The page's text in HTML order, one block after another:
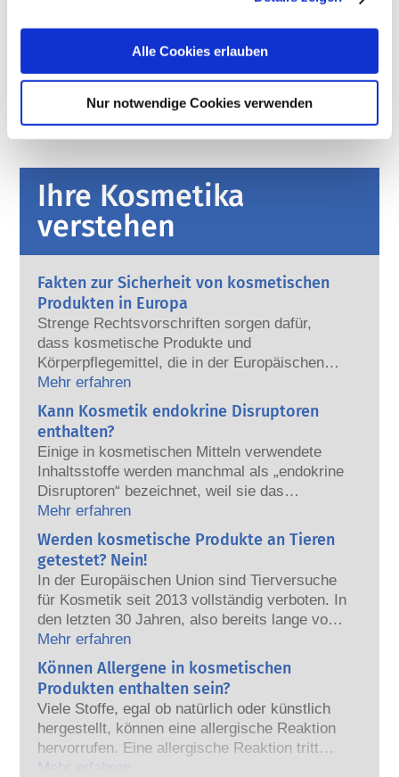
Alle Cookies erlauben
Nur notwendige Cookies verwenden
unterliegen gesetzlichen Regelungen. Bitte beachten
Sie, dass für kosmetische Inhaltsstoffe außerhalb der
EU andere Vorschriften gelten können.
Ihre Kosmetika
verstehen
Fakten zur Sicherheit von kosmetischen
Produkten in Europa
Strenge Rechtsvorschriften sorgen dafür,
dass kosmetische Produkte und
Körperpflegemittel, die in der Europäischen
Union verkauft werden, sicher für die
Anwendung am Menschen sind. Die
Kosmetikhersteller sowie nationale und
europäische Regulierungsbehörden tragen
gemeinsam die Verantwortung für die
Sicherheit von kosmetischen Produkten.
Mehr erfahren
Kann Kosmetik endokrine Disruptoren
enthalten?
Einige in kosmetischen Mitteln verwendete
Inhaltsstoffe werden manchmal als „endokrine
Disruptoren“ bezeichnet, weil sie das
Potenzial haben, einige der Eigenschaften
unserer Hormone nachzuahmen. Aber: Nur
weil etwas das Potenzial hat, ein Hormon zu
imitieren, heißt das nicht, dass es unser
Hormonsystem auch tatsächlich stören wird.
Viele Stoffe, auch natürliche, ahmen Hormone
nach, aber nur bei sehr wenigen – und dabei
handelt es sich zumeist um wirksame
Arzneimittel – wurde jemals eine Störung des
Hormonsystems nachgewiesen. Die strengen
Sicherheitsbewertungen der kosmetischen
Produkte durch qualifizierte wissenschaftliche
Experten, zu denen die Unternehmen
gesetzlich verpflichtet sind, decken alle
Mehr erfahren
Werden kosmetische Produkte an Tieren
getestet? Nein!
In der Europäischen Union sind Tierversuche
für Kosmetik seit 2013 vollständig verboten. In
den letzten 30 Jahren, also bereits lange vor
dem Verbot, hat die Kosmetik- und
Körperpflegebranche viel in Forschung und
Entwicklung investiert, um Alternativen zu
Tierversuchen für die Bewertung der
Sicherheit von Kosmetik-Inhaltsstoffen und -
Produkten zu entwickeln.
Mehr erfahren
Können Allergene in kosmetischen
Produkten enthalten sein?
Viele Stoffe, egal ob natürlich oder künstlich
hergestellt, können eine allergische Reaktion
hervorrufen. Eine allergische Reaktion tritt
auf, wenn das Immunsystem einer Person auf
Mehr erfahren